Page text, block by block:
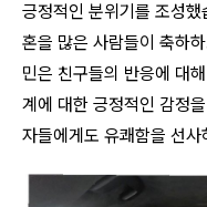
긍정적인 분위기를 조성
혼을 많은 사람들이 축하
민은 친구들의 반응에 대
계에 대한 긍정적인 감정
자들에게도 유쾌함을 선